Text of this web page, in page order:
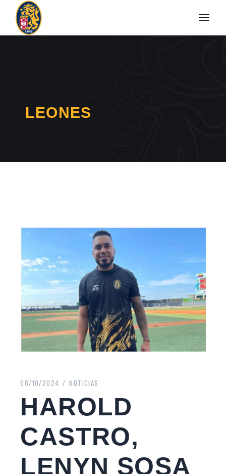
LEONES
08/10/2024 NOTICIAS
HAROLD
CASTRO,
LENYN SOSA